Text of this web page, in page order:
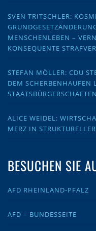
SVEN TRITSCHLER:
MENSCHENLEBEN –
KONSEQUENTE
STEFAN MÖLLER: CDU
DEM SCHERBENHAUFEN
STAATSBÜRGERSCHAFTEN
ALICE WEIDEL:
MERZ IN
BESUCHEN SIE
AFD RHEINLAND-PFALZ
AFD – BUNDESSEITE